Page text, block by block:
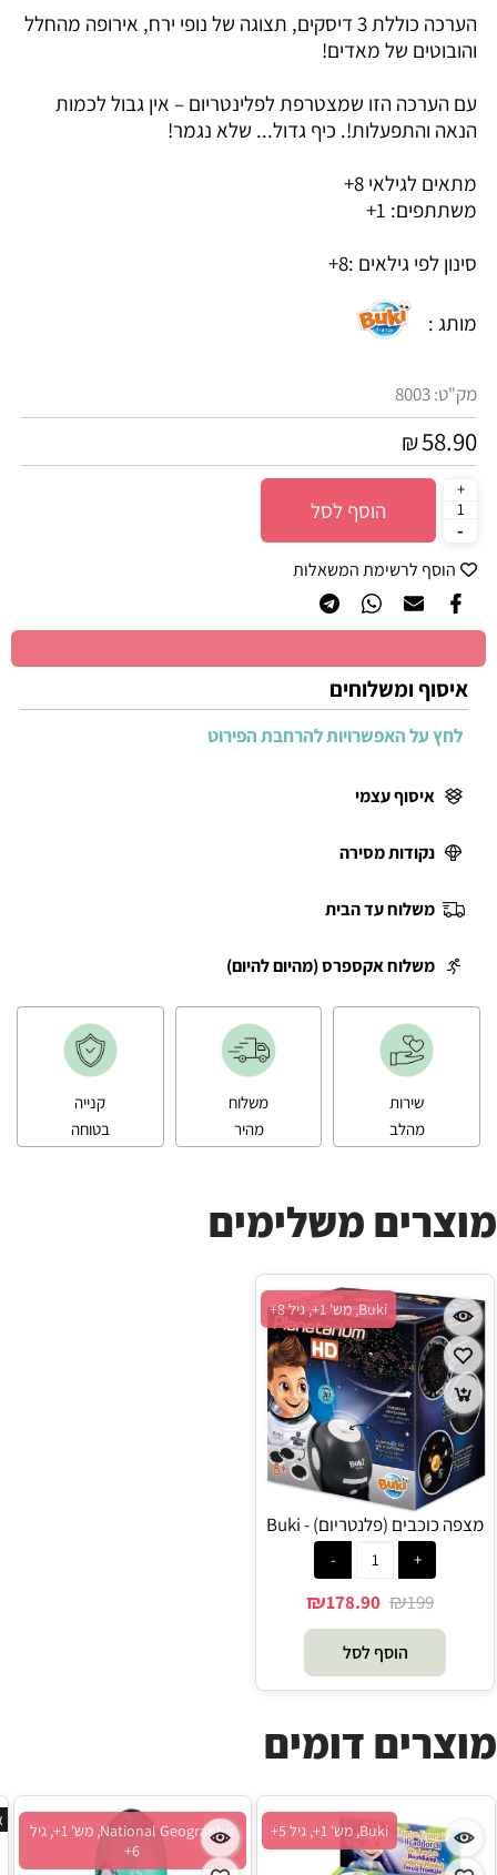
הערכה כוללת 3 דיסקים, תצוגה של נופי ירח, אירופה מהחלל
והובוטים של מאדים!
עם הערכה הזו שמצטרפת לפלינטריום – אין גבול לכמות
הנאה והתפעלות!. כיף גדול... שלא נגמר!
מתאים לגילאי 8+
משתתפים: 1+
סינון לפי גילאים :8+
מותג :
מק"ט:8003
₪58.90
הוסף לסל
הוסף לרשימת המשאלות
איסוף ומשלוחים
לחץ על האפשרויות להרחבת הפירוט
איסוף עצמי
נקודות מסירה
משלוח עד הבית
משלוח אקספרס (מהיום להיום)
שירות
מהלב
משלוח
מהיר
קנייה
בטוחה
מוצרים משלימים
Buki, מש' 1+, גיל 8+
מצפה כוכבים (פלנטריום) - Buki
₪199
₪178.90
הוסף לסל
מוצרים דומים
National Geographic, מש' 1+, גיל
6+
Buki, מש' 1+, גיל 5+